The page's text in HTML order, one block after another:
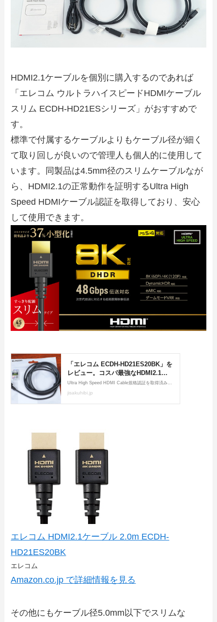
HDMI2.1ケーブルを個別に購入するのであれば
「エレコム ウルトラハイスピードHDMIケーブル
スリム ECDH-HD21ESシリーズ」がおすすめで
す。
標準で付属するケーブルよりもケーブル径が細く
て取り回しが良いので管理人も個人的に使用して
います。同製品は4.5mm径のスリムケーブルなが
ら、HDMI2.1の正常動作を証明するUltra High
Speed HDMIケーブル認証を取得しており、安心
して使用できます。
エレコム HDMI2.1ケーブル 2.0m ECDH-
HD21ES20BK
エレコム
Amazon.co.jp で詳細情報を見る
その他にもケーブル径5.0mm以下でスリムな